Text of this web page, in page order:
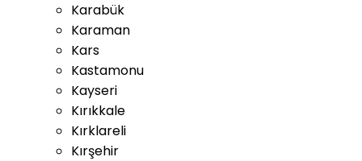
Karabük
Karaman
Kars
Kastamonu
Kayseri
Kırıkkale
Kırklareli
Kırşehir